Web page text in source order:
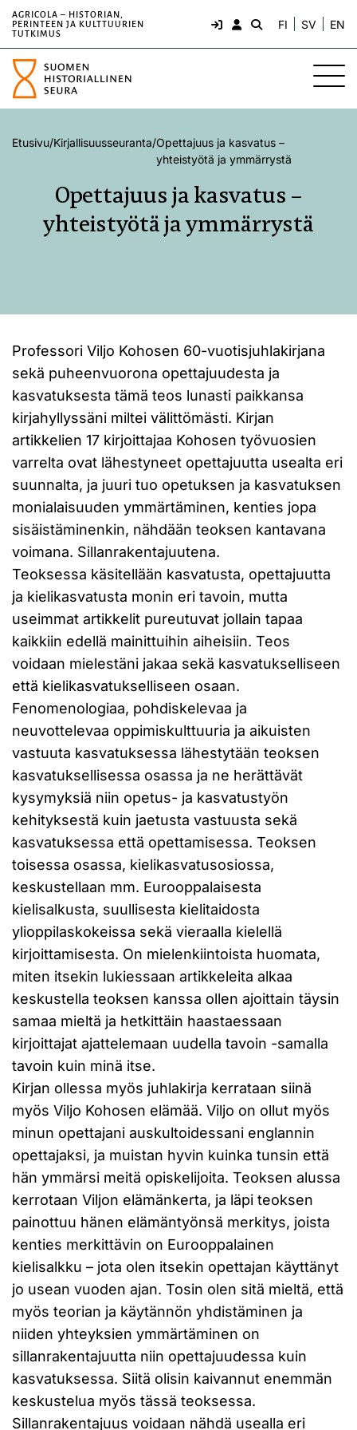
AGRICOLA – HISTORIAN,
PERINTEEN JA KULTTUURIEN
TUTKIMUS
FI SV EN
Etusivu/Kirjallisuusseuranta/Opettajuus ja kasvatus –
yhteistyötä ja ymmärrystä
Opettajuus ja kasvatus –
yhteistyötä ja ymmärrystä
Professori Viljo Kohosen 60-vuotisjuhlakirjana
sekä puheenvuorona opettajuudesta ja
kasvatuksesta tämä teos lunasti paikkansa
kirjahyllyssäni miltei välittömästi. Kirjan
artikkelien 17 kirjoittajaa Kohosen työvuosien
varrelta ovat lähestyneet opettajuutta usealta eri
suunnalta, ja juuri tuo opetuksen ja kasvatuksen
monialaisuuden ymmärtäminen, kenties jopa
sisäistäminenkin, nähdään teoksen kantavana
voimana. Sillanrakentajuutena.
Teoksessa käsitellään kasvatusta, opettajuutta
ja kielikasvatusta monin eri tavoin, mutta
useimmat artikkelit pureutuvat jollain tapaa
kaikkiin edellä mainittuihin aiheisiin. Teos
voidaan mielestäni jakaa sekä kasvatukselliseen
että kielikasvatukselliseen osaan.
Fenomenologiaa, pohdiskelevaa ja
neuvottelevaa oppimiskulttuuria ja aikuisten
vastuuta kasvatuksessa lähestytään teoksen
kasvatuksellisessa osassa ja ne herättävät
kysymyksiä niin opetus- ja kasvatustyön
kehityksestä kuin jaetusta vastuusta sekä
kasvatuksessa että opettamisessa. Teoksen
toisessa osassa, kielikasvatusosiossa,
keskustellaan mm. Eurooppalaisesta
kielisalkusta, suullisesta kielitaidosta
ylioppilaskokeissa sekä vieraalla kielellä
kirjoittamisesta. On mielenkiintoista huomata,
miten itsekin lukiessaan artikkeleita alkaa
keskustella teoksen kanssa ollen ajoittain täysin
samaa mieltä ja hetkittäin haastaessaan
kirjoittajat ajattelemaan uudella tavoin -samalla
tavoin kuin minä itse.
Kirjan ollessa myös juhlakirja kerrataan siinä
myös Viljo Kohosen elämää. Viljo on ollut myös
minun opettajani auskultoidessani englannin
opettajaksi, ja muistan hyvin kuinka tunsin että
hän ymmärsi meitä opiskelijoita. Teoksen alussa
kerrotaan Viljon elämänkerta, ja läpi teoksen
painottuu hänen elämäntyönsä merkitys, joista
kenties merkittävin on Eurooppalainen
kielisalkku – jota olen itsekin opettajan käyttänyt
jo usean vuoden ajan. Tosin olen sitä mieltä, että
myös teorian ja käytännön yhdistäminen ja
niiden yhteyksien ymmärtäminen on
sillanrakentajuutta niin opettajuudessa kuin
kasvatuksessa. Siitä olisin kaivannut enemmän
keskustelua myös tässä teoksessa.
Sillanrakentajuus voidaan nähdä usealla eri